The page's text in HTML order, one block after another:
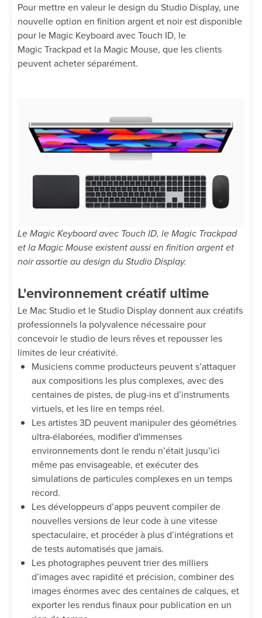
Pour mettre en valeur le design du Studio Display, une
nouvelle option en finition argent et noir est disponible
pour le Magic Keyboard avec Touch ID, le
Magic Trackpad et la Magic Mouse, que les clients
peuvent acheter séparément.
Le Magic Keyboard avec Touch ID, le Magic Trackpad
et la Magic Mouse existent aussi en finition argent et
noir assortie au design du Studio Display.
L'environnement créatif ultime
Le Mac Studio et le Studio Display donnent aux créatifs
professionnels la polyvalence nécessaire pour
concevoir le studio de leurs rêves et repousser les
limites de leur créativité.
Musiciens comme producteurs peuvent s’attaquer
aux compositions les plus complexes, avec des
centaines de pistes, de plug-ins et d’instruments
virtuels, et les lire en temps réel.
Les artistes 3D peuvent manipuler des géométries
ultra-élaborées, modifier d'immenses
environnements dont le rendu n’était jusqu’ici
même pas envisageable, et exécuter des
simulations de particules complexes en un temps
record.
Les développeurs d’apps peuvent compiler de
nouvelles versions de leur code à une vitesse
spectaculaire, et procéder à plus d’intégrations et
de tests automatisés que jamais.
Les photographes peuvent trier des milliers
d’images avec rapidité et précision, combiner des
images énormes avec des centaines de calques, et
exporter les rendus finaux pour publication en un